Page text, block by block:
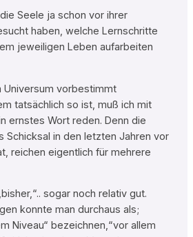
Seele ja schon vor ihrer
haben, welche Lernschritte
jeweiligen Leben aufarbeiten
Universum vorbestimmt
tatsächlich so ist, muß ich mit
ernstes Wort reden. Denn die
Schicksal in den letzten Jahren vor
reichen eigentlich für mehrere
sogar noch relativ gut.
konnte man durchaus als;
Niveau“ bezeichnen,“vor allem